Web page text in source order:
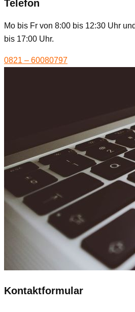
Telefon
Mo bis Fr von 8:00 bis 12:30 Uhr
bis 17:00 Uhr.
0821 – 60080797
Kontaktformular